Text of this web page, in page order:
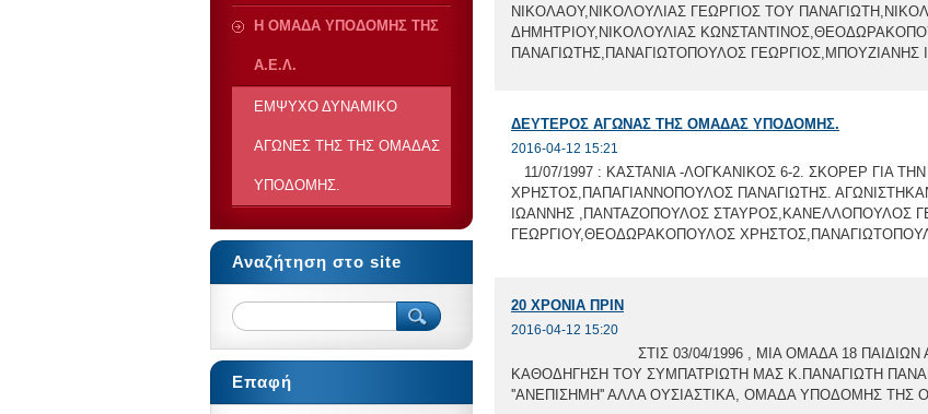
ΝΙΚΟΛΑΟΥ,ΝΙΚΟΛΟΥΛΙΑΣ ΓΕΩΡΓΙΟΣ ΤΟΥ
ΔΗΜΗΤΡΙΟΥ,ΝΙΚΟΛΟΥΛΙΑΣ
ΠΑΝΑΓΙΩΤΗΣ,ΠΑΝΑΓΙΩΤΟΠΟΥΛΟΣ
ΔΕΥΤΕΡΟΣ ΑΓΩΝΑΣ ΤΗΣ ΟΜΑΔΑΣ ΥΠΟΔΟΜΗΣ.
2016-04-12 15:21
11/07/1997 : ΚΑΣΤΑΝΙΑ -ΛΟΓΚΑΝΙΚΟΣ 6-2. ΣΚΟΡΕΡ ΓΙΑ
ΧΡΗΣΤΟΣ,ΠΑΠΑΓΙΑΝΝΟΠΟΥΛΟΣ ΠΑΝΑΓΙΩΤΗΣ.
ΙΩΑΝΝΗΣ ,ΠΑΝΤΑΖΟΠΟΥΛΟΣ ΣΤΑΥΡΟΣ,ΚΑΝΕΛΛΟΠΟΥΛΟΣ
ΓΕΩΡΓΙΟΥ,ΘΕΟΔΩΡΑΚΟΠΟΥΛΟΣ
20 ΧΡΟΝΙΑ ΠΡΙΝ
2016-04-12 15:20
ΣΤΙΣ 03/04/1996 , ΜΙΑ ΟΜΑΔΑ 18 ΠΑΙΔΙΩΝ
ΚΑΘΟΔΗΓΗΣΗ ΤΟΥ ΣΥΜΠΑΤΡΙΩΤΗ ΜΑΣ Κ.ΠΑΝΑΓΙΩΤΗ
''ΑΝΕΠΙΣΗΜΗ'' ΑΛΛΑ ΟΥΣΙΑΣΤΙΚΑ, ΟΜΑΔΑ ΥΠΟΔΟΜΗΣ ΤΗΣ
Η ΟΜΑΔΑ ΥΠΟΔΟΜΗΣ ΤΗΣ
Α.Ε.Λ.
ΕΜΨΥΧΟ ΔΥΝΑΜΙΚΟ
ΑΓΩΝΕΣ ΤΗΣ ΤΗΣ ΟΜΑΔΑΣ
ΥΠΟΔΟΜΗΣ.
Αναζήτηση στο site
Επαφή